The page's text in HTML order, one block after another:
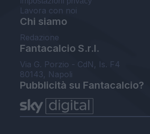
Lavora con noi
Chi siamo
Redazione
Fantacalcio S.r.l.
Via G. Porzio - CdN, Is. F4
80143, Napoli
Pubblicità su Fantacalcio?